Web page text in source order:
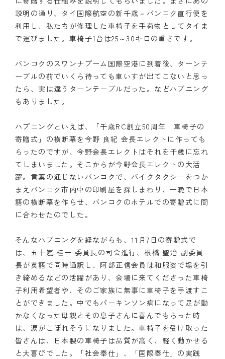
説明の通り、タイ国際航空の新千歳－バンコク直行便を
利用し、私たちが修理した車椅子を手荷物としてタイま
で運びました。車椅子1台は25～30キロの重さです。
バンコクのスワンナプーム国際空港に到着後、ターンテ
ーブルの前でいくら待っても車いすが出てこないと思っ
たら、実は違うターンテーブルだった。などハプニング
もありました。
ハプニングといえば、「千歳RC創立50周年 車椅子の
寄贈式」の横断幕を今野 良紀 会長エレクトに作っても
らったのですが、今野会長エレクトはそれを千歳に忘れ
てしまいました。そこからが今野会長エレクトの大活
躍。言葉の通じないバンコクで、バイクタクシーをつか
まえバンコク市内中の印刷屋を探しまわり、一晩で日本
語の横断幕を作らせ、バンコクのホテルでの寄贈式に間
に合わせたのでした。
そんなハプニングを経ながらも、11月7日の寄贈式で
は、五十嵐 桂一 委員長の司会進行、根橋 聖治 副委員
長が英語で同時通訳し、阿部正信会員は和服姿で場を引
き締めるなどの活躍があり、会場に来てくださった車椅
子利用希望者や、そのご家族に無事に車椅子を手渡すこ
とができました。中でもパーキンソン病になって足が動
かなくなった母親とその息子さんに喜んでもらった時
は、涙がこぼれそうになりました。車椅子を受け取った
皆さんは、日本製の車椅子は品質が高く、軽く動かせる
と大喜びでした。「社会奉仕」、「国際奉仕」の実践